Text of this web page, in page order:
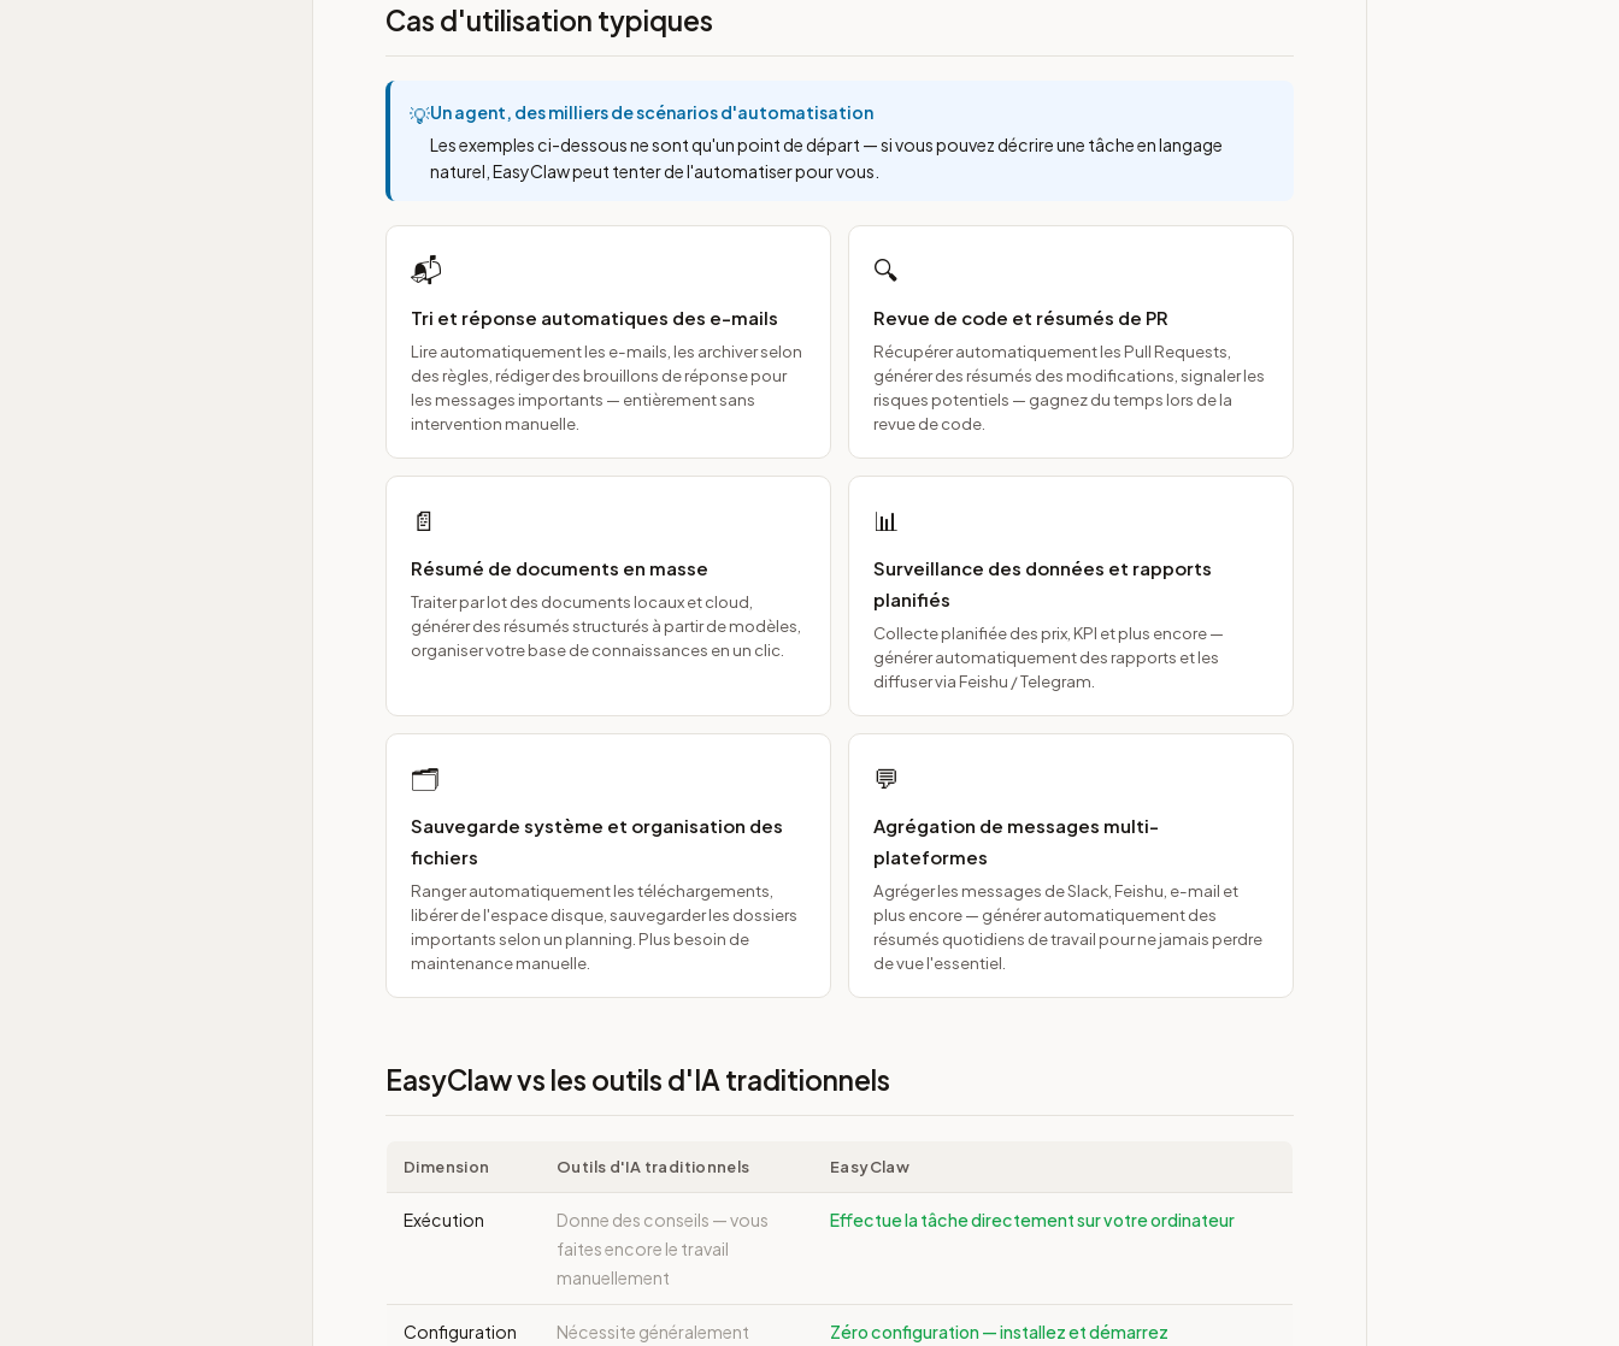
Cas d'utilisation typiques
💡Un agent, des milliers de scénarios d'automatisation
Les exemples ci-dessous ne sont qu'un point de départ — si vous pouvez décrire une tâche en langage
naturel, EasyClaw peut tenter de l'automatiser pour vous.
📬
Tri et réponse automatiques des e-mails
Lire automatiquement les e-mails, les archiver selon
des règles, rédiger des brouillons de réponse pour
les messages importants — entièrement sans
intervention manuelle.
🔍
Revue de code et résumés de PR
Récupérer automatiquement les Pull Requests,
générer des résumés des modifications, signaler les
risques potentiels — gagnez du temps lors de la
revue de code.
📄
Résumé de documents en masse
Traiter par lot des documents locaux et cloud,
générer des résumés structurés à partir de modèles,
organiser votre base de connaissances en un clic.
📊
Surveillance des données et rapports
planifiés
Collecte planifiée des prix, KPI et plus encore —
générer automatiquement des rapports et les
diffuser via Feishu / Telegram.
🗂️
Sauvegarde système et organisation des
fichiers
Ranger automatiquement les téléchargements,
libérer de l'espace disque, sauvegarder les dossiers
importants selon un planning. Plus besoin de
maintenance manuelle.
💬
Agrégation de messages multi-
plateformes
Agréger les messages de Slack, Feishu, e-mail et
plus encore — générer automatiquement des
résumés quotidiens de travail pour ne jamais perdre
de vue l'essentiel.
EasyClaw vs les outils d'IA traditionnels
Dimension Outils d'IA traditionnels EasyClaw
Exécution
Donne des conseils — vous
faites encore le travail
manuellement
Effectue la tâche directement sur votre ordinateur
Configuration Nécessite généralement Zéro configuration — installez et démarrez